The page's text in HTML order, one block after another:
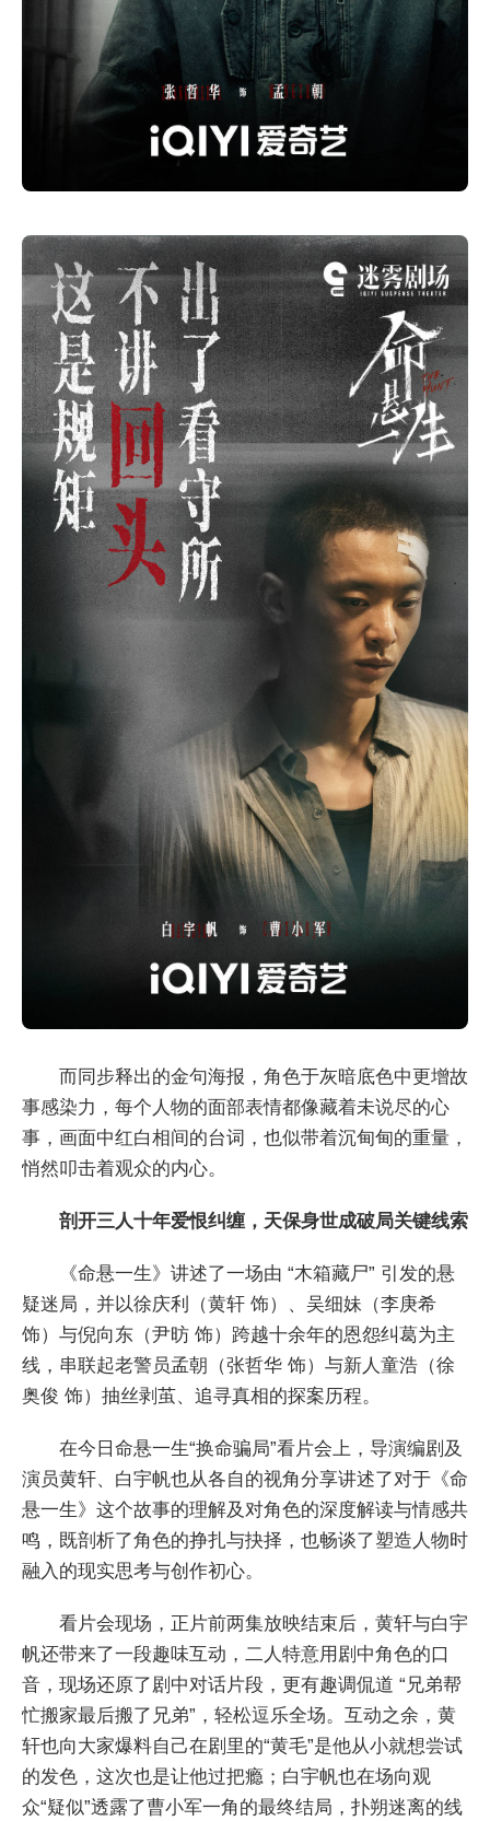
而同步释出的金句海报，角色于灰暗底色中更增故
事感染力，每个人物的面部表情都像藏着未说尽的心
事，画面中红白相间的台词，也似带着沉甸甸的重量，
悄然叩击着观众的内心。
剖开三人十年爱恨纠缠，天保身世成破局关键线索
《命悬一生》讲述了一场由 “木箱藏尸” 引发的悬
疑迷局，并以徐庆利（黄轩 饰）、吴细妹（李庚希
饰）与倪向东（尹昉 饰）跨越十余年的恩怨纠葛为主
线，串联起老警员孟朝（张哲华 饰）与新人童浩（徐
奥俊 饰）抽丝剥茧、追寻真相的探案历程。
在今日命悬一生“换命骗局”看片会上，导演编剧及
演员黄轩、白宇帆也从各自的视角分享讲述了对于《命
悬一生》这个故事的理解及对角色的深度解读与情感共
鸣，既剖析了角色的挣扎与抉择，也畅谈了塑造人物时
融入的现实思考与创作初心。
看片会现场，正片前两集放映结束后，黄轩与白宇
帆还带来了一段趣味互动，二人特意用剧中角色的口
音，现场还原了剧中对话片段，更有趣调侃道 “兄弟帮
忙搬家最后搬了兄弟”，轻松逗乐全场。互动之余，黄
轩也向大家爆料自己在剧里的“黄毛”是他从小就想尝试
的发色，这次也是让他过把瘾；白宇帆也在场向观
众“疑似”透露了曹小军一角的最终结局，扑朔迷离的线